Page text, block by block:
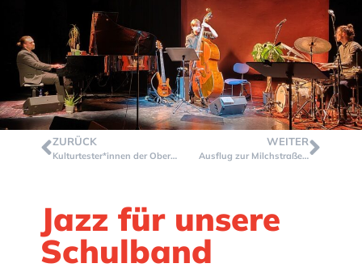
ZURÜCK
Kulturtester*innen der Oberstufe auch 2026 wieder aktiv
WEITER
Ausflug zur Milchstraße…
Jazz für unsere
Schulband